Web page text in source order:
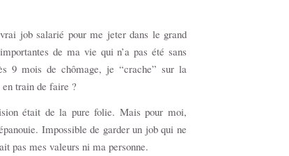
job salarié pour me jeter dans le grand
de ma vie qui n’a pas été sans
9 mois de chômage, je “crache” sur la
en train de faire ?
était de la pure folie. Mais pour moi,
Impossible de garder un job qui ne
pas mes valeurs ni ma personne.